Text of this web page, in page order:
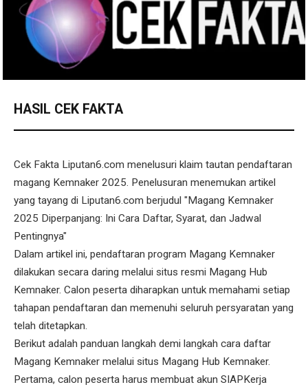
HASIL CEK FAKTA
Cek Fakta Liputan6.com menelusuri klaim tautan pendaftaran
magang Kemnaker 2025. Penelusuran menemukan artikel
yang tayang di Liputan6.com berjudul "Magang Kemnaker
2025 Diperpanjang: Ini Cara Daftar, Syarat, dan Jadwal
Pentingnya"
Dalam artikel ini, pendaftaran program Magang Kemnaker
dilakukan secara daring melalui situs resmi Magang Hub
Kemnaker. Calon peserta diharapkan untuk memahami setiap
tahapan pendaftaran dan memenuhi seluruh persyaratan yang
telah ditetapkan.
Berikut adalah panduan langkah demi langkah cara daftar
Magang Kemnaker melalui situs Magang Hub Kemnaker.
Pertama, calon peserta harus membuat akun SIAPKerja